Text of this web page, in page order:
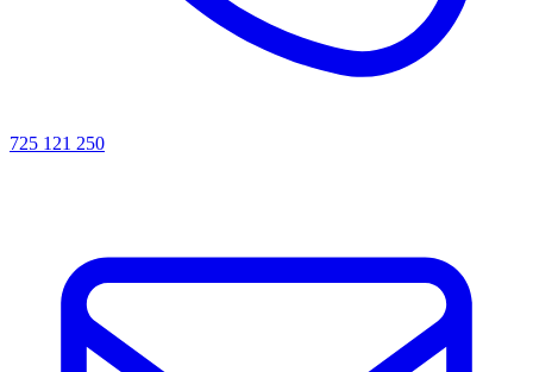
725 121 250